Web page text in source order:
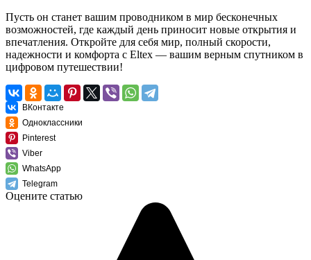
Пусть он станет вашим проводником в мир бесконечных
возможностей, где каждый день приносит новые открытия и
впечатления. Откройте для себя мир, полный скорости,
надежности и комфорта с Eltex — вашим верным спутником в
цифровом путешествии!
ВКонтакте
Одноклассники
Pinterest
Viber
WhatsApp
Telegram
Оцените статью